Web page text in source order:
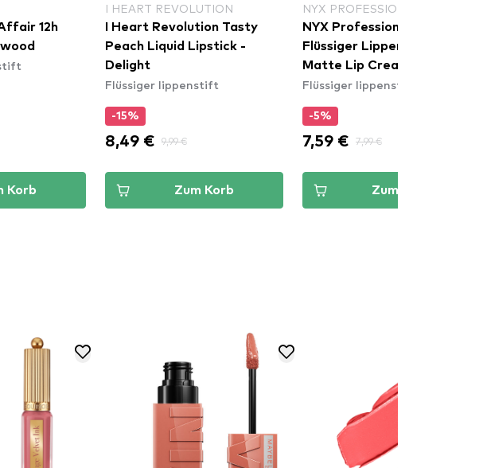
12h
Korb
I HEART REVOLUTION
I Heart Revolution Tasty
Peach Liquid Lipstick -
Delight
Flüssiger lippenstift
-15%
8,49 € 9,99 €
Zum Korb
NYX PROFESSIONAL MAKEUP
NYX Professional Makeup
Flüssiger Lippenstift - Soft
Matte Lip Cream – Athens
(SMLC15)
Flüssiger lippenstift
-5%
7,59 € 7,99 €
Zum Korb